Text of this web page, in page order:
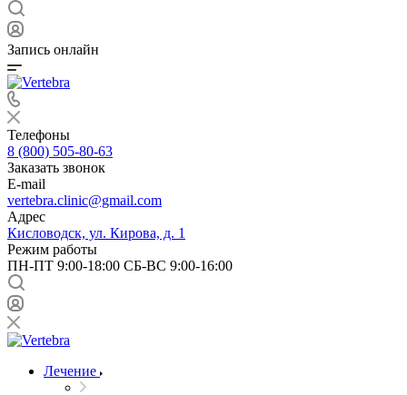
Запись онлайн
Телефоны
8 (800) 505-80-63
Заказать звонок
E-mail
vertebra.clinic@gmail.com
Адрес
Кисловодск, ул. Кирова, д. 1
Режим работы
ПН-ПТ 9:00-18:00 СБ-ВС 9:00-16:00
Лечение